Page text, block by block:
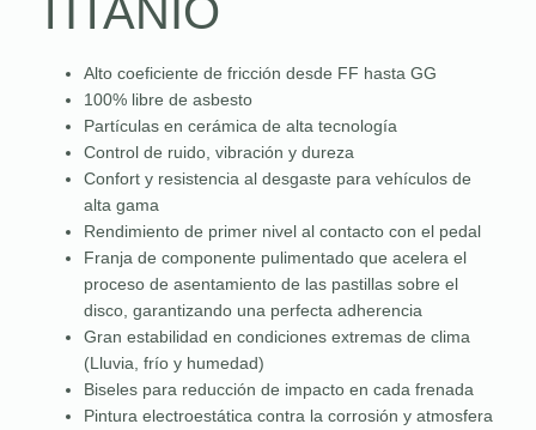
TITANIO
Alto coeficiente de fricción desde FF hasta GG
100% libre de asbesto
Partículas en cerámica de alta tecnología
Control de ruido, vibración y dureza
Confort y resistencia al desgaste para vehículos de
alta gama
Rendimiento de primer nivel al contacto con el pedal
Franja de componente pulimentado que acelera el
proceso de asentamiento de las pastillas sobre el
disco, garantizando una perfecta adherencia
Gran estabilidad en condiciones extremas de clima
(Lluvia, frío y humedad)
Biseles para reducción de impacto en cada frenada
Pintura electroestática contra la corrosión y atmosfera